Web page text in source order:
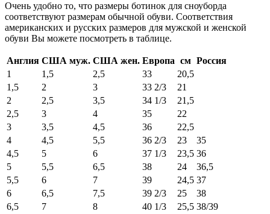
Очень удобно то, что размеры ботинок для сноуборда
соответствуют размерам обычной обуви. Соответствия
американских и русских размеров для мужской и женской
обуви Вы можете посмотреть в таблице.
Англия США муж. США жен. Европа см Россия
1
1,5 2,5 33
20,5
1,5
2 3 33 2/3
21
2
2,5 3,5 34 1/3
21,5
2,5
3 4 35
22
3
3,5 4,5 36
22,5
4
4,5 5,5 36 2/3 23
35
4,5
5 6 37 1/3 23,5 36
5
5,5 6,5 38 24
36,5
5,5
6 7 39 24,5 37
6
6,5 7,5 39 2/3 25
38
6,5
7 8 40 1/3 25,5 38/39